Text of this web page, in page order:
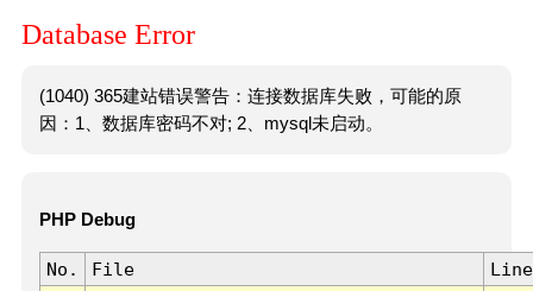
Database Error
(1040) 365建站错误警告：连接数据库失败，可能的原
因：1、数据库密码不对; 2、mysql未启动。
PHP Debug
No. File
Line